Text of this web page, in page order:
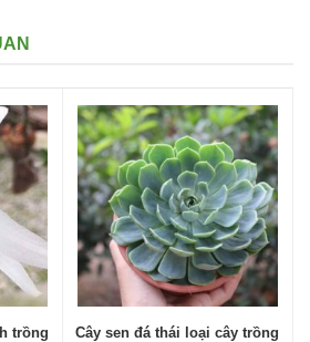
trồng
Cây sen đá thái loại cây trồng